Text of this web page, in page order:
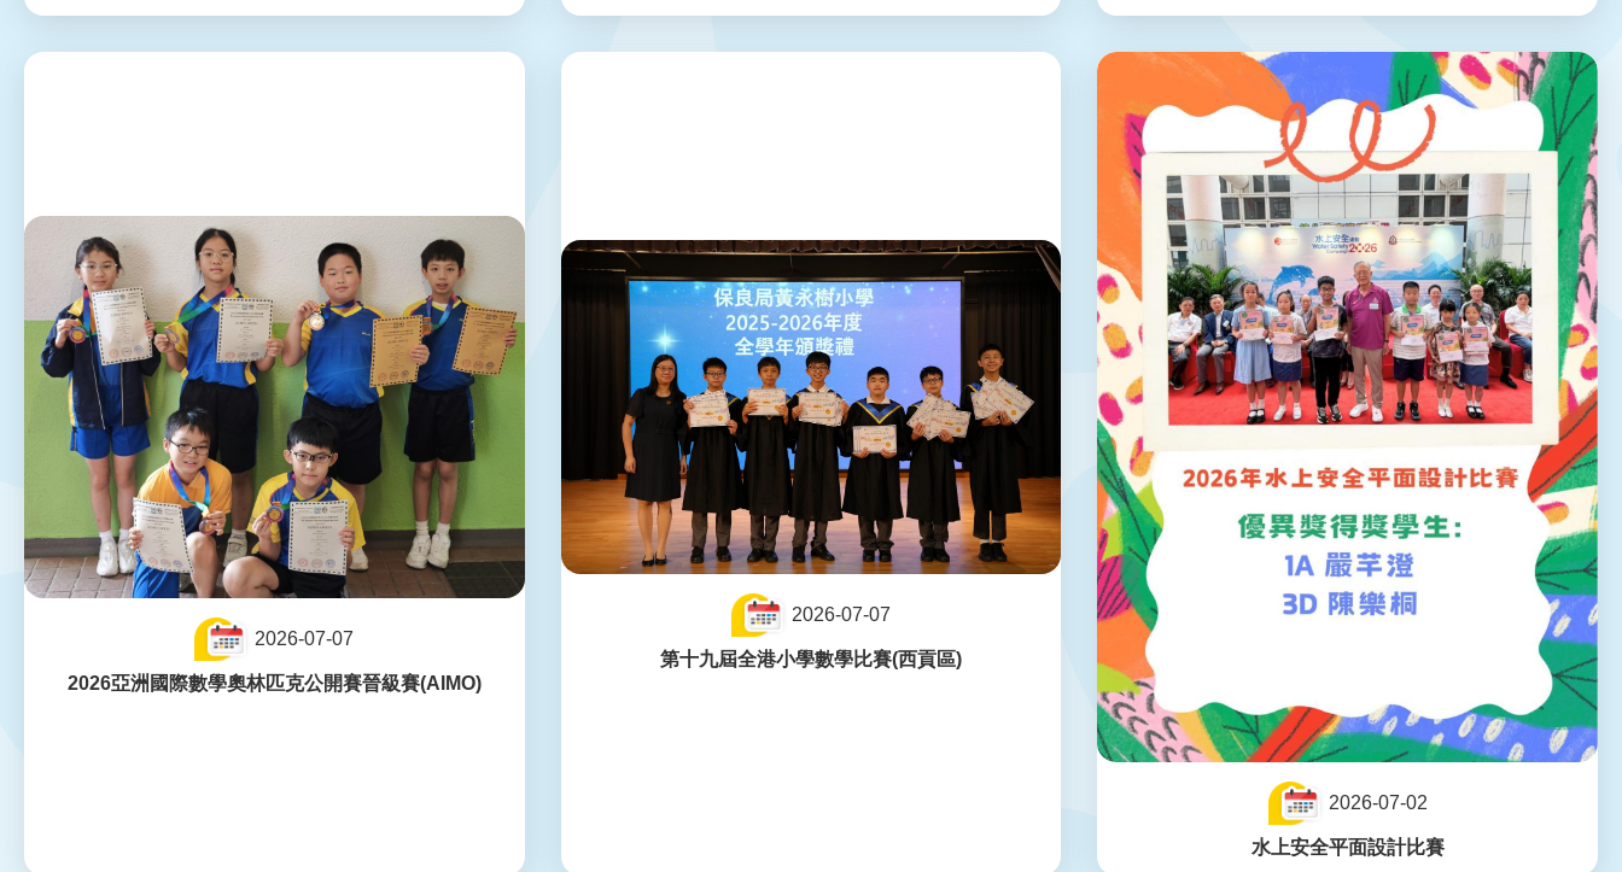
2026-07-07
2026亞洲國際數學奧林匹克公開賽晉級賽(AIMO)
2026-07-07
第十九屆全港小學數學比賽(西貢區)
2026-07-02
水上安全平面設計比賽